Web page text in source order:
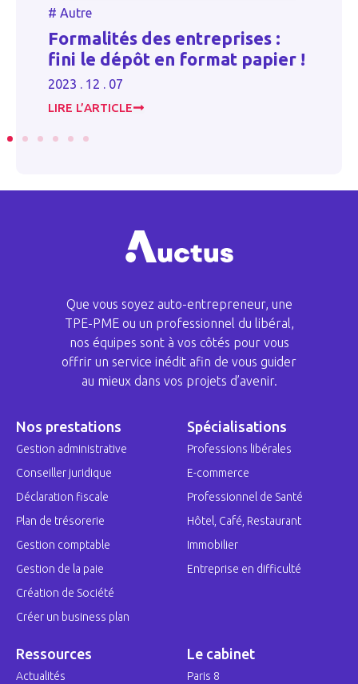
# Autre
Formalités des entreprises :
fini le dépôt en format papier !
2023 . 12 . 07
LIRE L’ARTICLE
Que vous soyez auto-entrepreneur, une
TPE-PME ou un professionnel du libéral,
nos équipes sont à vos côtés pour vous
offrir un service inédit afin de vous guider
au mieux dans vos projets d’avenir.
Nos prestations
Gestion administrative
Conseiller juridique
Déclaration fiscale
Plan de trésorerie
Gestion comptable
Gestion de la paie
Création de Société
Créer un business plan
Spécialisations
Professions libérales
E-commerce
Professionnel de Santé
Hôtel, Café, Restaurant
Immobilier
Entreprise en difficulté
Ressources
Actualités
Le cabinet
Paris 8